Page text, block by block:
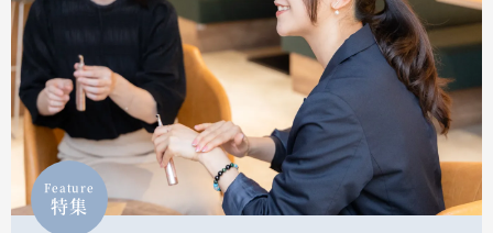
Feature
特集